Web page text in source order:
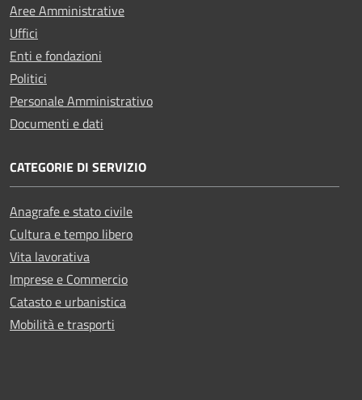
Aree Amministrative
Uffici
Enti e fondazioni
Politici
Personale Amministrativo
Documenti e dati
CATEGORIE DI SERVIZIO
Anagrafe e stato civile
Cultura e tempo libero
Vita lavorativa
Imprese e Commercio
Catasto e urbanistica
Mobilità e trasporti